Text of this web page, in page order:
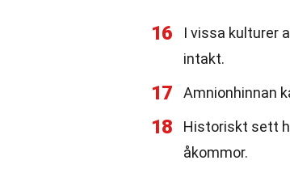
16
I vissa kulturer
intakt.
17 Amnionhinnan
18
Historiskt sett
åkommor.